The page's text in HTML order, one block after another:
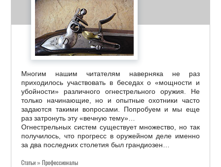
Многим нашим читателям наверняка не раз
приходилось участвовать в беседах о «мощности и
убойности» различного огнестрельного оружия. Не
только начинающие, но и опытные охотники часто
задаются такими вопросами. Попробуем и мы еще
раз затронуть эту «вечную тему»…
Огнестрельных систем существует множество, но так
получилось, что прогресс в оружейном деле именно
за два последних столетия был грандиозен…
Статьи » Профессионалы